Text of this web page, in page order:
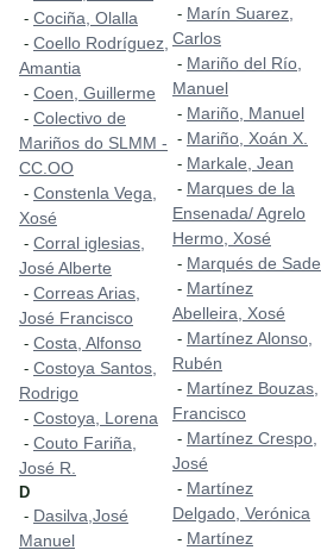
- Cociña, Olalla
- Coello Rodríguez,
Amantia
- Coen, Guillerme
- Colectivo de
Mariños do SLMM -
CC.OO
- Constenla Vega,
Xosé
- Corral iglesias,
José Alberte
- Correas Arias,
José Francisco
- Costa, Alfonso
- Costoya Santos,
Rodrigo
- Costoya, Lorena
- Couto Fariña,
José R.
D
- Dasilva,José
Manuel
- Marín Suarez,
Carlos
- Mariño del Río,
Manuel
- Mariño, Manuel
- Mariño, Xoán X.
- Markale, Jean
- Marques de la
Ensenada/ Agrelo
Hermo, Xosé
- Marqués de Sade
- Martínez
Abelleira, Xosé
- Martínez Alonso,
Rubén
- Martínez Bouzas,
Francisco
- Martínez Crespo,
José
- Martínez
Delgado, Verónica
- Martínez